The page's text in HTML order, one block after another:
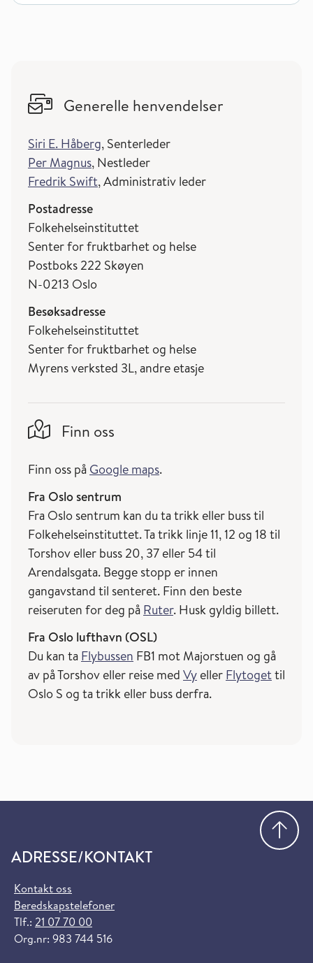
Generelle henvendelser
Siri E. Håberg, Senterleder
Per Magnus, Nestleder
Fredrik Swift, Administrativ leder
Postadresse
Folkehelseinstituttet
Senter for fruktbarhet og helse
Postboks 222 Skøyen
N-0213 Oslo
Besøksadresse
Folkehelseinstituttet
Senter for fruktbarhet og helse
Myrens verksted 3L, andre etasje
Finn oss
Finn oss på Google maps.
Fra Oslo sentrum
Fra Oslo sentrum kan du ta trikk eller buss til
Folkehelseinstituttet. Ta trikk linje 11, 12 og 18 til
Torshov eller buss 20, 37 eller 54 til
Arendalsgata. Begge stopp er innen
gangavstand til senteret. Finn den beste
reiseruten for deg på Ruter. Husk gyldig billett.
Fra Oslo lufthavn (OSL)
Du kan ta Flybussen FB1 mot Majorstuen og gå
av på Torshov eller reise med Vy eller Flytogettil
Oslo S og ta trikk eller buss derfra.
ADRESSE/KONTAKT
Kontakt oss
Beredskapstelefoner
Tlf.: 21 07 70 00
Org.nr: 983 744 516